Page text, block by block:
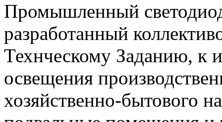
Промышленный
разработанный
Технческому Заданию, к
освещения
хозяйственно-бытового